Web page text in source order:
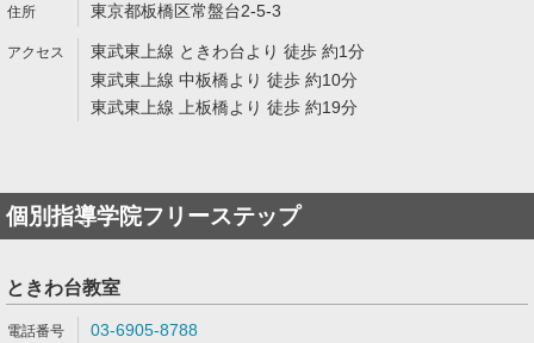
東京都板橋区常盤台2-5-3
東武東上線 ときわ台より 徒歩 約1分
東武東上線 中板橋より 徒歩 約10分
東武東上線 上板橋より 徒歩 約19分
個別指導学院フリーステップ
ときわ台教室
03-6905-8788